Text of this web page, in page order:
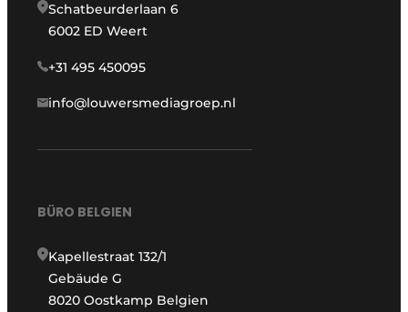
Schatbeurderlaan 6
6002 ED Weert
+31 495 450095
info@louwersmediagroep.nl
BÜRO BELGIEN
Kapellestraat 132/1
Gebäude G
8020 Oostkamp Belgien